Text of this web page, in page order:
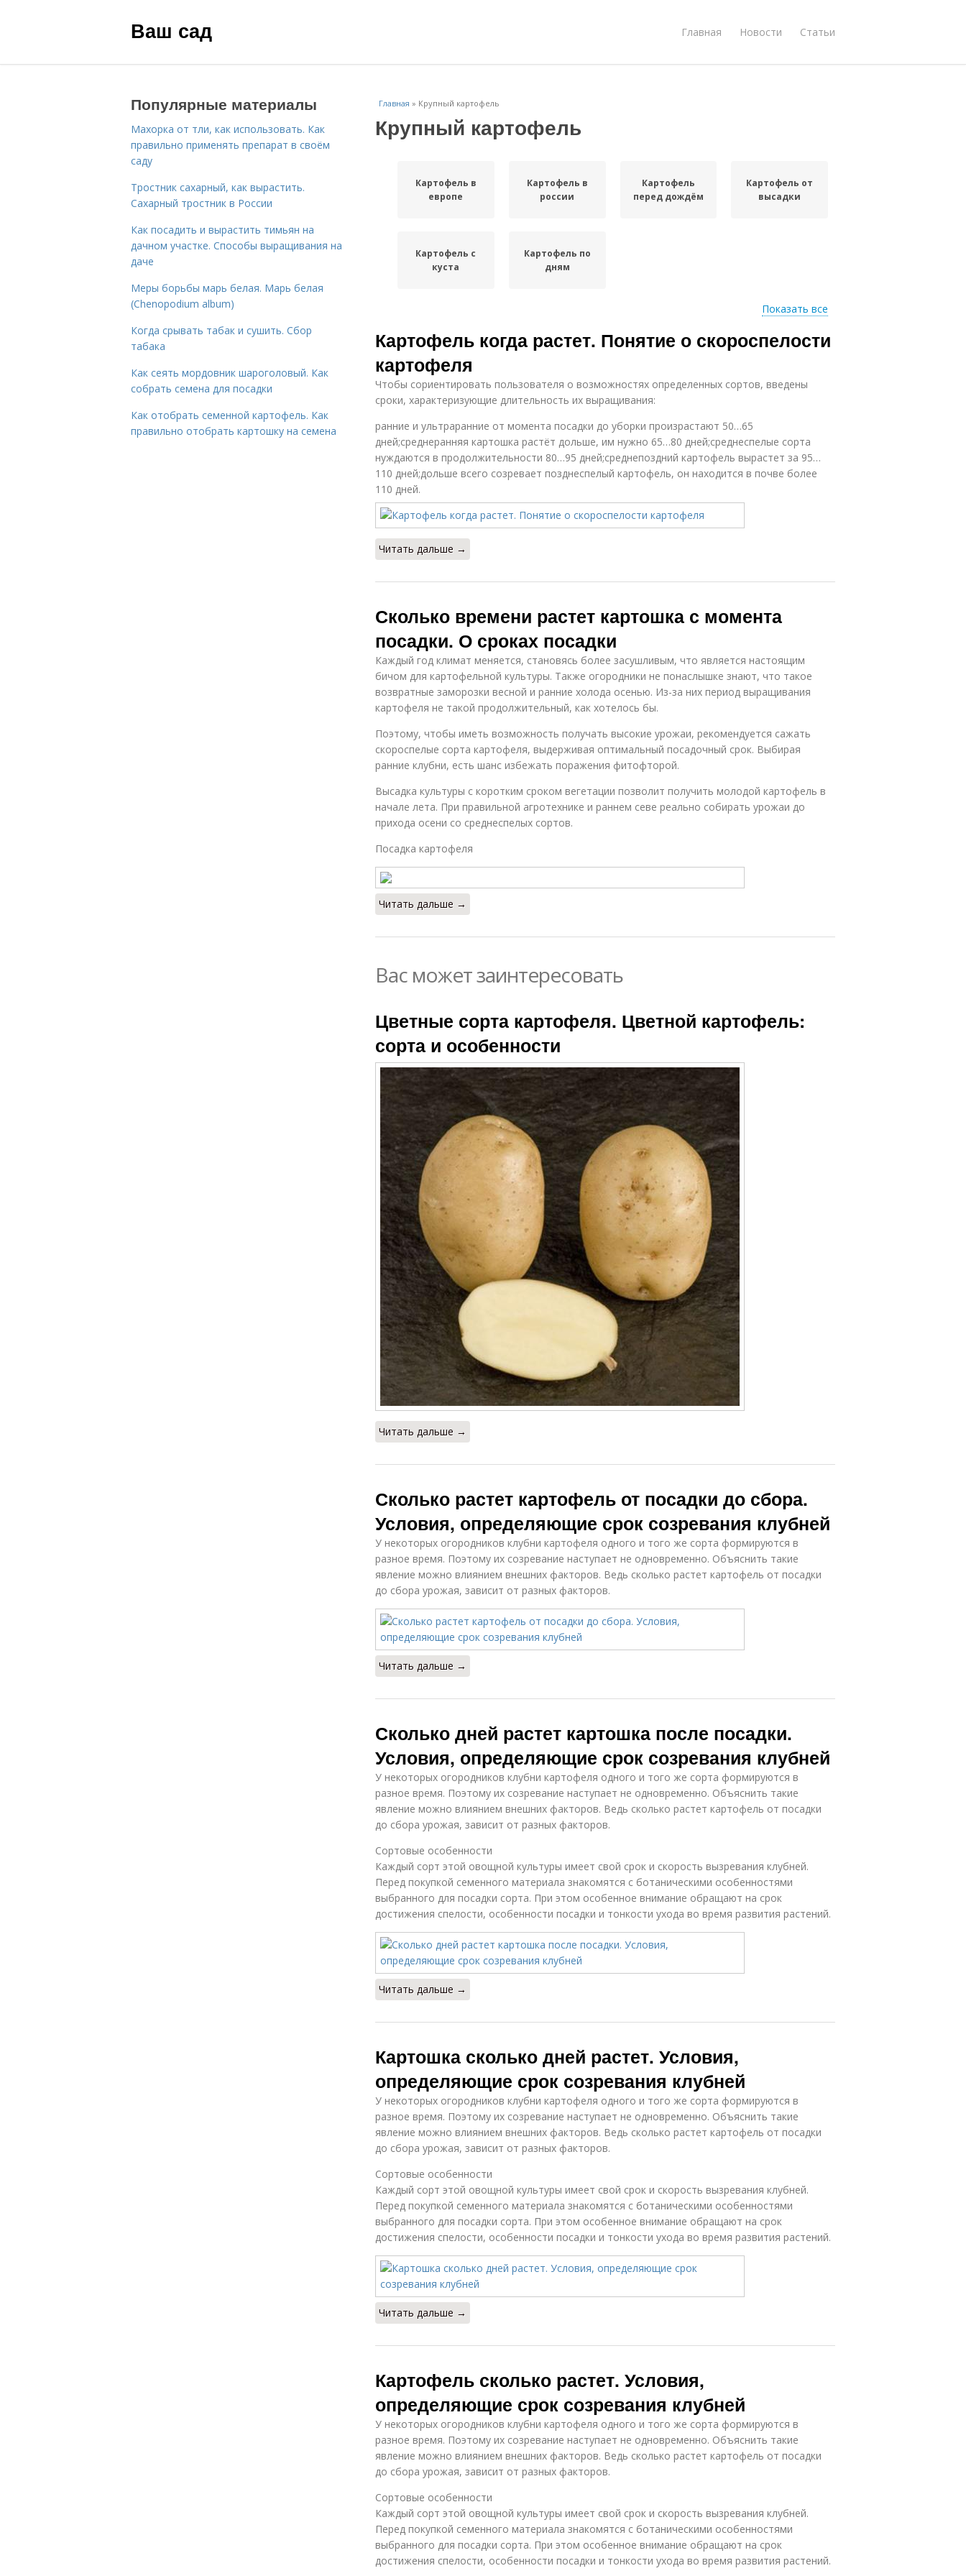
Ваш сад Главная Новости Статьи
Главная » Крупный картофель
Крупный картофель
Картофель в
европе
Картофель в
россии
Картофель
перед дождём
Картофель от
высадки
Картофель с
куста
Картофель по
дням
Показать все
Картофель когда растет. Понятие о скороспелости
картофеля
Чтобы сориентировать пользователя о возможностях определенных сортов, введены
сроки, характеризующие длительность их выращивания:
ранние и ультраранние от момента посадки до уборки произрастают 50…65
дней;среднеранняя картошка растёт дольше, им нужно 65…80 дней;среднеспелые сорта
нуждаются в продолжительности 80…95 дней;среднепоздний картофель вырастет за 95…
110 дней;дольше всего созревает позднеспелый картофель, он находится в почве более
110 дней.
Читать дальше →
Сколько времени растет картошка с момента
посадки. О сроках посадки
Каждый год климат меняется, становясь более засушливым, что является настоящим
бичом для картофельной культуры. Также огородники не понаслышке знают, что такое
возвратные заморозки весной и ранние холода осенью. Из-за них период выращивания
картофеля не такой продолжительный, как хотелось бы.
Поэтому, чтобы иметь возможность получать высокие урожаи, рекомендуется сажать
скороспелые сорта картофеля, выдерживая оптимальный посадочный срок. Выбирая
ранние клубни, есть шанс избежать поражения фитофторой.
Высадка культуры с коротким сроком вегетации позволит получить молодой картофель в
начале лета. При правильной агротехнике и раннем севе реально собирать урожаи до
прихода осени со среднеспелых сортов.
Посадка картофеля
Читать дальше →
Вас может заинтересовать
Цветные сорта картофеля. Цветной картофель:
сорта и особенности
Читать дальше →
Сколько растет картофель от посадки до сбора.
Условия, определяющие срок созревания клубней
У некоторых огородников клубни картофеля одного и того же сорта формируются в
разное время. Поэтому их созревание наступает не одновременно. Объяснить такие
явление можно влиянием внешних факторов. Ведь сколько растет картофель от посадки
до сбора урожая, зависит от разных факторов.
Читать дальше →
Сколько дней растет картошка после посадки.
Условия, определяющие срок созревания клубней
У некоторых огородников клубни картофеля одного и того же сорта формируются в
разное время. Поэтому их созревание наступает не одновременно. Объяснить такие
явление можно влиянием внешних факторов. Ведь сколько растет картофель от посадки
до сбора урожая, зависит от разных факторов.
Сортовые особенности
Каждый сорт этой овощной культуры имеет свой срок и скорость вызревания клубней.
Перед покупкой семенного материала знакомятся с ботаническими особенностями
выбранного для посадки сорта. При этом особенное внимание обращают на срок
достижения спелости, особенности посадки и тонкости ухода во время развития растений.
Читать дальше →
Картошка сколько дней растет. Условия,
определяющие срок созревания клубней
У некоторых огородников клубни картофеля одного и того же сорта формируются в
разное время. Поэтому их созревание наступает не одновременно. Объяснить такие
явление можно влиянием внешних факторов. Ведь сколько растет картофель от посадки
до сбора урожая, зависит от разных факторов.
Сортовые особенности
Каждый сорт этой овощной культуры имеет свой срок и скорость вызревания клубней.
Перед покупкой семенного материала знакомятся с ботаническими особенностями
выбранного для посадки сорта. При этом особенное внимание обращают на срок
достижения спелости, особенности посадки и тонкости ухода во время развития растений.
Читать дальше →
Картофель сколько растет. Условия,
определяющие срок созревания клубней
У некоторых огородников клубни картофеля одного и того же сорта формируются в
разное время. Поэтому их созревание наступает не одновременно. Объяснить такие
явление можно влиянием внешних факторов. Ведь сколько растет картофель от посадки
до сбора урожая, зависит от разных факторов.
Сортовые особенности
Каждый сорт этой овощной культуры имеет свой срок и скорость вызревания клубней.
Перед покупкой семенного материала знакомятся с ботаническими особенностями
выбранного для посадки сорта. При этом особенное внимание обращают на срок
достижения спелости, особенности посадки и тонкости ухода во время развития растений.
Популярные материалы
Махорка от тли, как использовать. Как
правильно применять препарат в своём
саду
Тростник сахарный, как вырастить.
Сахарный тростник в России
Как посадить и вырастить тимьян на
дачном участке. Способы выращивания на
даче
Меры борьбы марь белая. Марь белая
(Chenopodium album)
Когда срывать табак и сушить. Сбор
табака
Как сеять мордовник шароголовый. Как
собрать семена для посадки
Как отобрать семенной картофель. Как
правильно отобрать картошку на семена